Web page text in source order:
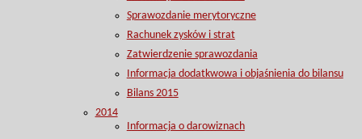
Sprawozdanie merytoryczne
Rachunek zysków i strat
Zatwierdzenie sprawozdania
Informacja dodatkwowa i objaśnienia do bilansu
Bilans 2015
2014
Informacja o darowiznach